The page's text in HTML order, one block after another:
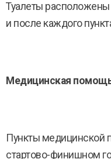
Туалеты
и после каждого
Медицинская
Пункты
стартово-финишном